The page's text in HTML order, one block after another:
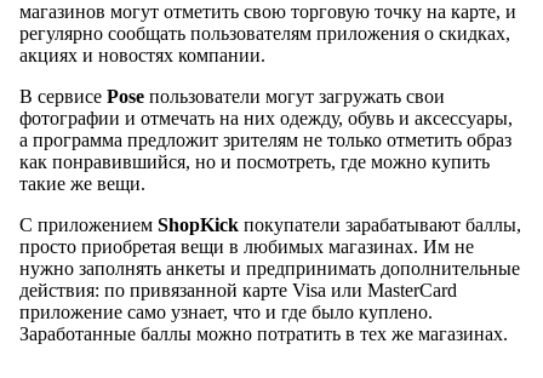
магазинов могут отметить свою торговую точку на карте, и
регулярно сообщать пользователям приложения о скидках,
акциях и новостях компании.
В сервисе Pose пользователи могут загружать свои
фотографии и отмечать на них одежду, обувь и аксессуары,
а программа предложит зрителям не только отметить образ
как понравившийся, но и посмотреть, где можно купить
такие же вещи.
С приложением ShopKick покупатели зарабатывают баллы,
просто приобретая вещи в любимых магазинах. Им не
нужно заполнять анкеты и предпринимать дополнительные
действия: по привязанной карте Visa или MasterCard
приложение само узнает, что и где было куплено.
Заработанные баллы можно потратить в тех же магазинах.